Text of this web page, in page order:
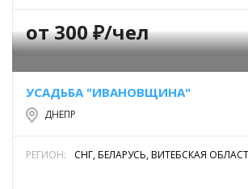
от 300 ₽/чел
УСАДЬБА "ИВАНОВЩИНА"
ДНЕПР
РЕГИОН: СНГ, БЕЛАРУСЬ, ВИТЕБСКАЯ